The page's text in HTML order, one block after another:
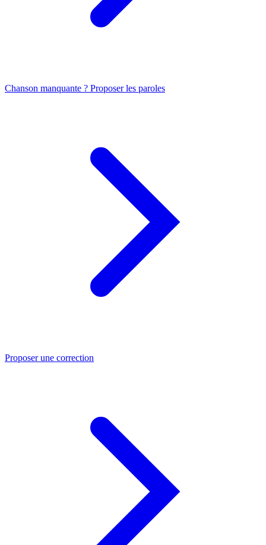
Chanson manquante ? Proposer les paroles
Proposer une correction